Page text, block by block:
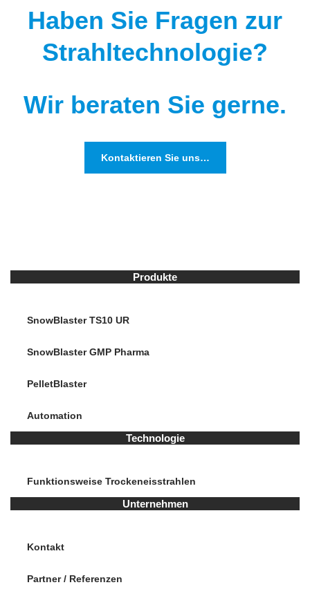
Haben Sie Fragen zur
Strahltechnologie?
Wir beraten Sie gerne.
Kontaktieren Sie uns…
Produkte
SnowBlaster TS10 UR
SnowBlaster GMP Pharma
PelletBlaster
Automation
Technologie
Funktionsweise Trockeneisstrahlen
Unternehmen
Kontakt
Partner / Referenzen